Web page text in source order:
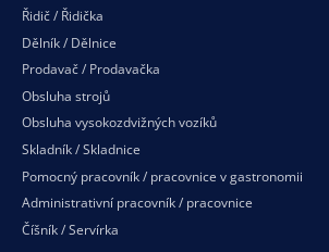
Řidič / Řidička
Dělník / Dělnice
Prodavač / Prodavačka
Obsluha strojů
Obsluha vysokozdvižných vozíků
Skladník / Skladnice
Pomocný pracovník / pracovnice v gastronomii
Administrativní pracovník / pracovnice
Číšník / Servírka